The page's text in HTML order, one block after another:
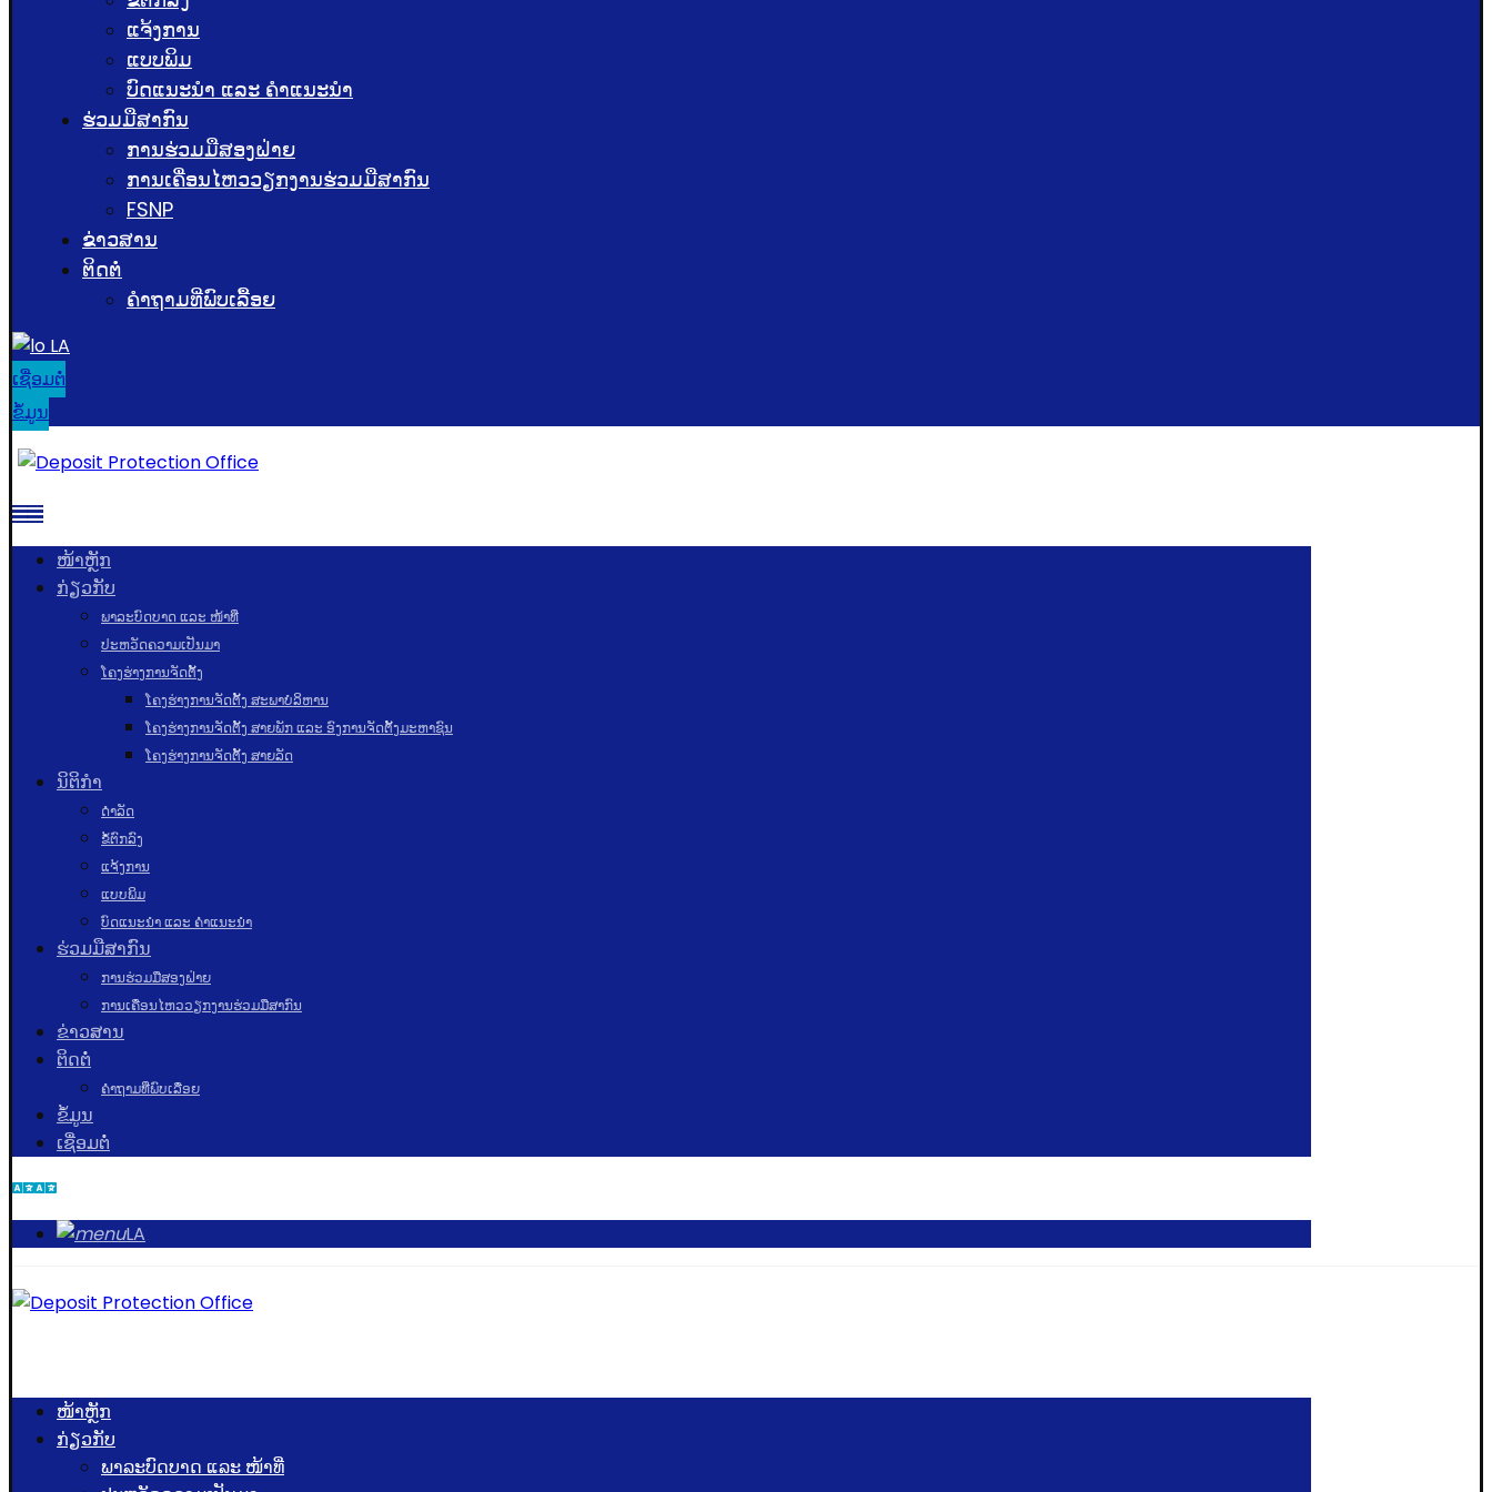
ແຈ້ງການ
ແບບພິມ
ບົດແນະນໍາ ແລະ ຄໍາແນະນໍາ
ຮ່ວມມືສາກົນ
ການຮ່ວມມືສອງຝ່າຍ
ການເຄື່ອນໄຫວວຽກງານຮ່ວມມືສາກົນ
FSNP
ຂ່າວສານ
ຕິດຕໍ່
ຄຳຖາມທີ່ພົບເລື້ອຍ
LA
ເຊື່ອມຕໍ່
ຂໍ້ມູນ
ໜ້າຫຼັກ
ກ່ຽວກັບ
ພາລະບົດບາດ ແລະ ໜ້າທີ່
ປະຫວັດຄວາມເປັນມາ
ໂຄງຮ່າງການຈັດຕັ້ງ
ໂຄງຮ່າງການຈັດຕັ້ງ ສະພາບໍລິຫານ
ໂຄງຮ່າງການຈັດຕັ້ງ ສາຍພັກ ແລະ ອົງການຈັດຕັ້ງມະຫາຊົນ
ໂຄງຮ່າງການຈັດຕັ້ງ ສາຍລັດ
ນິຕິກຳ
ດຳລັດ
ຂໍ້ຕົກລົງ
ແຈ້ງການ
ແບບພິມ
ບົດແນະນໍາ ແລະ ຄໍາແນະນໍາ
ຮ່ວມມືສາກົນ
ການຮ່ວມມືສອງຝ່າຍ
ການເຄື່ອນໄຫວວຽກງານຮ່ວມມືສາກົນ
ຂ່າວສານ
ຕິດຕໍ່
ຄຳຖາມທີ່ພົບເລື່ອຍ
ຂໍ້ມູນ
ເຊື່ອມຕໍ່
LA
ໜ້າຫຼັກ
ກ່ຽວກັບ
ພາລະບົດບາດ ແລະ ໜ້າທີ່